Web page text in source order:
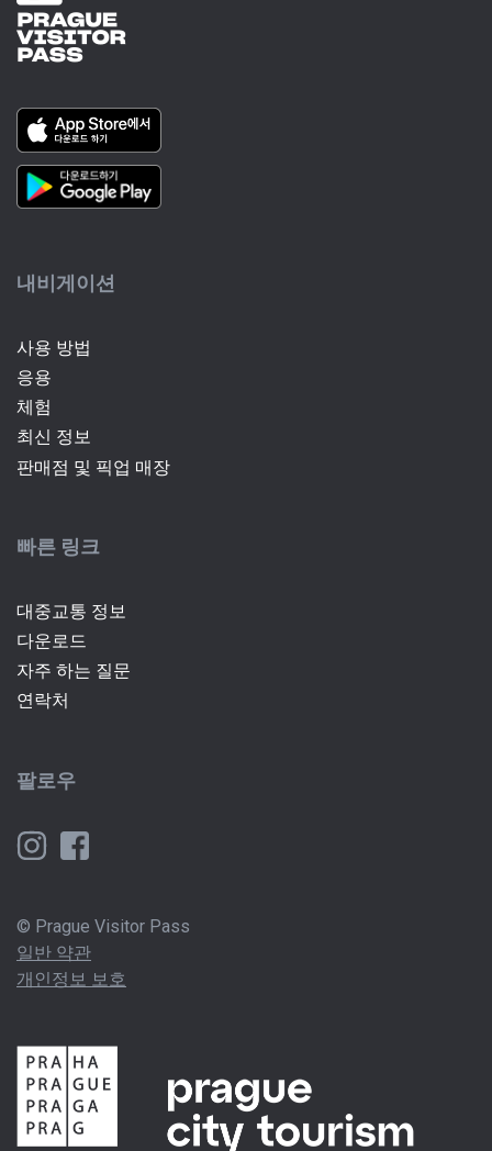
내비게이션
사용 방법
응용
체험
최신 정보
판매점 및 픽업 매장
빠른 링크
대중교통 정보
다운로드
자주 하는 질문
연락처
팔로우
© Prague Visitor Pass
일반 약관
개인정보 보호